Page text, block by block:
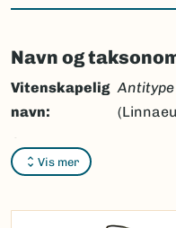
Navn og
Vis mer
Vitenskapelig
navn:
Synonymer:
Bokmål:chifly
Nynorsk:chifly